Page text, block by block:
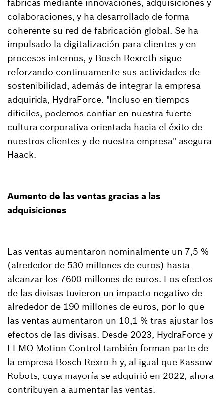
fábricas mediante innovaciones, adquisiciones y
colaboraciones, y ha desarrollado de forma
coherente su red de fabricación global. Se ha
impulsado la digitalización para clientes y en
procesos internos, y Bosch Rexroth sigue
reforzando continuamente sus actividades de
sostenibilidad, además de integrar la empresa
adquirida, HydraForce. "Incluso en tiempos
difíciles, podemos confiar en nuestra fuerte
cultura corporativa orientada hacia el éxito de
nuestros clientes y de nuestra empresa" asegura
Haack.
Aumento de las ventas gracias a las
adquisiciones
Las ventas aumentaron nominalmente un 7,5 %
(alrededor de 530 millones de euros) hasta
alcanzar los 7600 millones de euros. Los efectos
de las divisas tuvieron un impacto negativo de
alrededor de 190 millones de euros, por lo que
las ventas aumentaron un 10,1 % tras ajustar los
efectos de las divisas. Desde 2023, HydraForce y
ELMO Motion Control también forman parte de
la empresa Bosch Rexroth y, al igual que Kassow
Robots, cuya mayoría se adquirió en 2022, ahora
contribuyen a aumentar las ventas.